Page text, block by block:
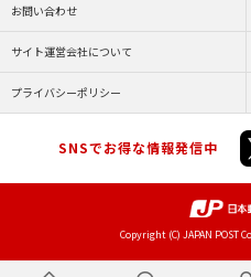
お問い合わせ
サイト運営会社について
プライバシーポリシー
SNSでお得な情報発信中
Copyright (C) JAPAN POST